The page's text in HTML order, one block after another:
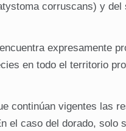
corruscans) y
expresamente
en todo el territorio
continúan vigentes las
el caso del dorado, solo